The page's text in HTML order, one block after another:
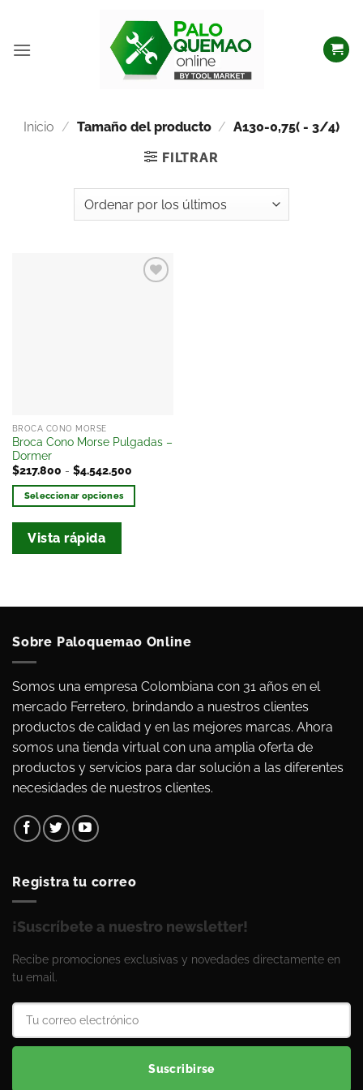
Inicio / Tamaño del producto / A130-0,75( - 3/4)
FILTRAR
BROCA CONO MORSE
Broca Cono Morse Pulgadas –
Dormer
$217.800 - $4.542.500
Seleccionar opciones
Vista rápida
Sobre Paloquemao Online
Somos una empresa Colombiana con 31 años en el
mercado Ferretero, brindando a nuestros clientes
productos de calidad y en las mejores marcas. Ahora
somos una tienda virtual con una amplia oferta de
productos y servicios para dar solución a las diferentes
necesidades de nuestros clientes.
Registra tu correo
¡Suscríbete a nuestro newsletter!
Recibe promociones exclusivas y novedades directamente en
tu email.
Suscribirse